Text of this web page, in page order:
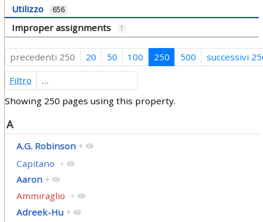
Utilizzo 656
Improper assignments 1
precedenti 250 20 50 100 250 500
successivi
Filtro
Showing 250 pages using this property.
A
A.G. Robinson +
Capitano +
Aaron +
Ammiraglio +
Adreek-Hu +